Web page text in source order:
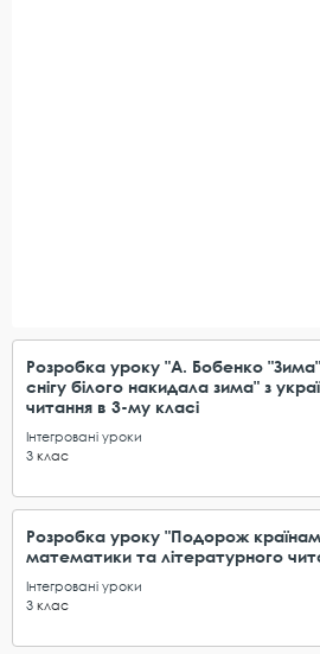
Розробка уроку "А. Бобенко "Зима".
снігу білого накидала зима" з
читання в 3-му класі
Інтегровані уроки
3 клас
Розробка уроку "Подорож
математики та літературного
Інтегровані уроки
3 клас